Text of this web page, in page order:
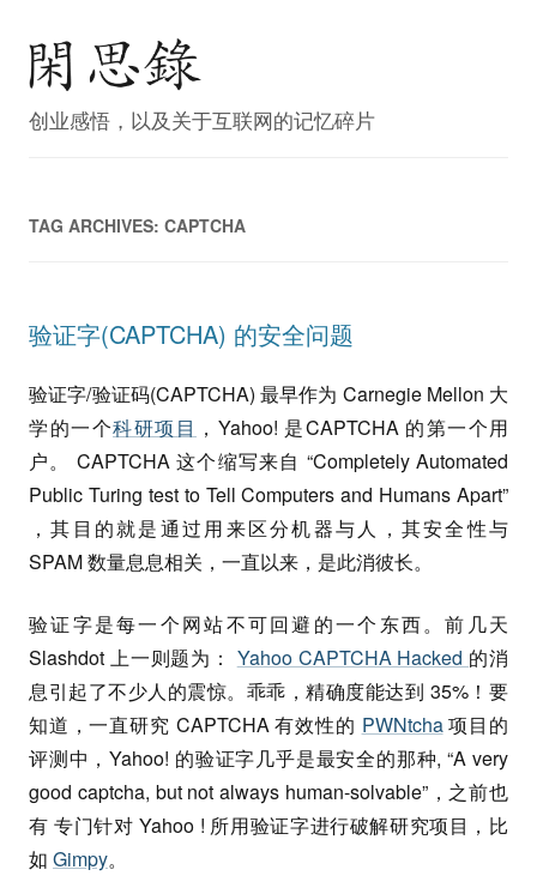
创业感悟，以及关于互联网的记忆碎片
TAG ARCHIVES: CAPTCHA
验证字(CAPTCHA) 的安全问题
验证字/验证码(CAPTCHA) 最早作为 Carnegie Mellon 大
学的一个科研项目 ，Yahoo! 是CAPTCHA 的第一个用
户。 CAPTCHA 这个缩写来自 “Completely Automated
Public Turing test to Tell Computers and Humans Apart”
，其目的就是通过用来区分机器与人，其安全性与
SPAM 数量息息相关，一直以来，是此消彼长。
验证字是每一个网站不可回避的一个东西。前几天
Slashdot 上一则题为： Yahoo CAPTCHA Hacked 的消
息引起了不少人的震惊。乖乖，精确度能达到 35%！要
知道，一直研究 CAPTCHA 有效性的 PWNtcha项目的
评测中，Yahoo! 的验证字几乎是最安全的那种, “A very
good captcha, but not always human-solvable”，之前也
有 专门针对 Yahoo ! 所用验证字进行破解研究项目，比
如 Gimpy。